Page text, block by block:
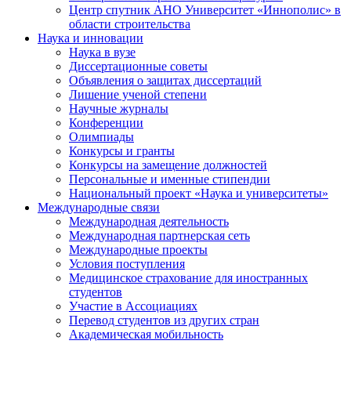
Центр спутник АНО Университет «Иннополис» в
области строительства
Наука и инновации
Наука в вузе
Диссертационные советы
Объявления о защитах диссертаций
Лишение ученой степени
Научные журналы
Конференции
Олимпиады
Конкурсы и гранты
Конкурсы на замещение должностей
Персональные и именные стипендии
Национальный проект «Наука и университеты»
Международные связи
Международная деятельность
Международная партнерская сеть
Международные проекты
Условия поступления
Медицинское страхование для иностранных
студентов
Участие в Ассоциациях
Перевод студентов из других стран
Академическая мобильность